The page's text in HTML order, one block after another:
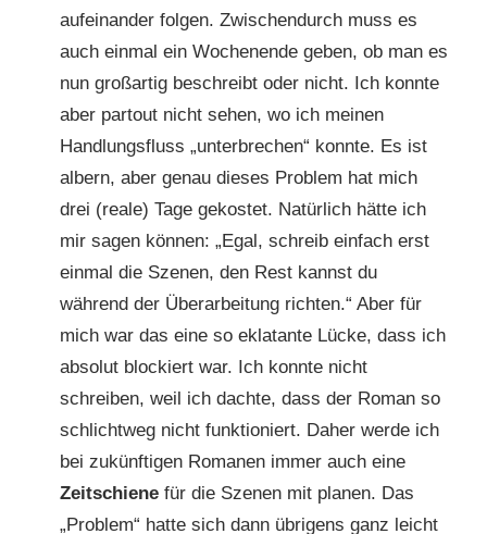
aufeinander folgen. Zwischendurch muss es
auch einmal ein Wochenende geben, ob man es
nun großartig beschreibt oder nicht. Ich konnte
aber partout nicht sehen, wo ich meinen
Handlungsfluss „unterbrechen“ konnte. Es ist
albern, aber genau dieses Problem hat mich
drei (reale) Tage gekostet. Natürlich hätte ich
mir sagen können: „Egal, schreib einfach erst
einmal die Szenen, den Rest kannst du
während der Überarbeitung richten.“ Aber für
mich war das eine so eklatante Lücke, dass ich
absolut blockiert war. Ich konnte nicht
schreiben, weil ich dachte, dass der Roman so
schlichtweg nicht funktioniert. Daher werde ich
bei zukünftigen Romanen immer auch eine
Zeitschiene für die Szenen mit planen. Das
„Problem“ hatte sich dann übrigens ganz leicht